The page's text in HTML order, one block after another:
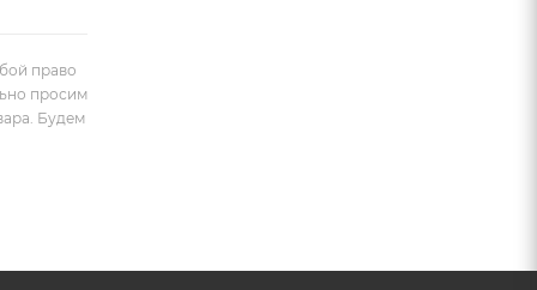
право
просим
Будем